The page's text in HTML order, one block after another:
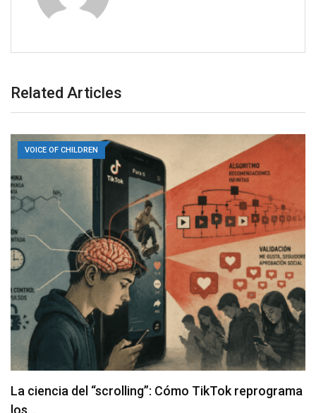
Related Articles
VOICE OF CHILDREN
La ciencia del “scrolling”: Cómo TikTok reprograma
los…